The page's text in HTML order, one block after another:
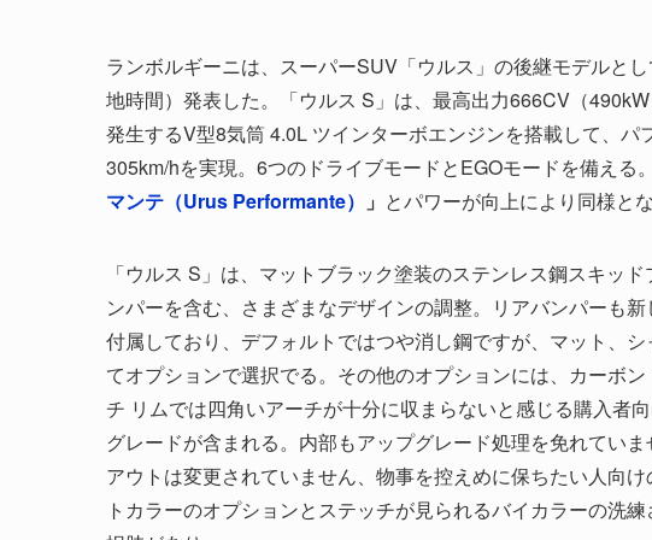
ランボルギーニは、スーパーSUV「ウルス」の後継モデルと
地時間）発表した。「ウルス S」は、最高出力666CV（
発生するV型8気筒 4.0L ツインターボエンジンを搭載して、
305km/hを実現。6つのドライブモードとEGOモードを備える
マンテ（Urus Performante）
」 とパワーが向上により同様と
「ウルス S」は、マットブラック塗装のステンレス鋼スキッ
ンパーを含む、さまざまなデザインの調整。リアバンパーも
付属しており、デフォルトではつや消し鋼ですが、マット、
てオプションで選択でる。その他のオプションには、カーボ
チ リムでは四角いアーチが十分に収まらないと感じる購入者
グレードが含まれる。内部もアップグレード処理を免れてい
アウトは変更されていません、物事を控えめに保ちたい人向
トカラーのオプションとステッチが見られるバイカラーの洗